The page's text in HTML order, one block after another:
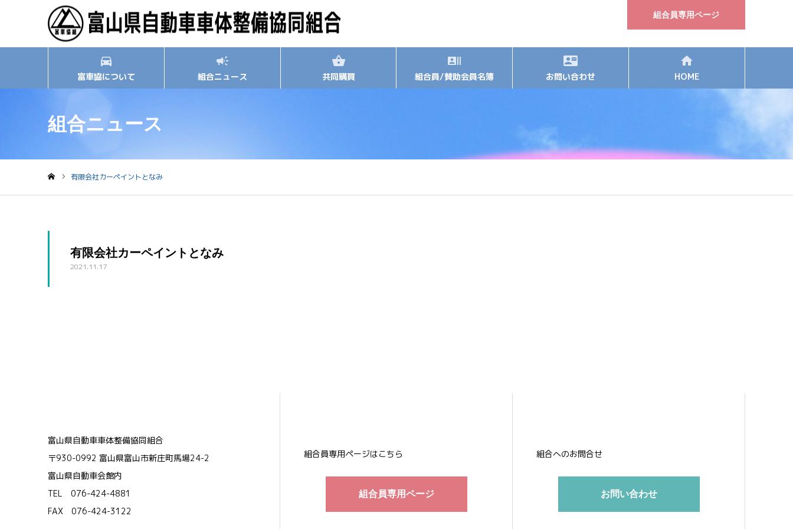
組合員専用ページ
富車協について 組合ニュース 共同購買 組合員/賛助会員名簿 お問い合わせ HOME
組合ニュース
有限会社カーペイントとなみ
有限会社カーペイントとなみ
2021.11.17
富山県自動車車体整備協同組合
〒930-0992 富山県富山市新庄町馬場24-2
富山県自動車会館内
TEL 076-424-4881
FAX 076-424-3122
組合員専用ページはこちら
組合員専用ページ
組合へのお問合せ
お問い合わせ